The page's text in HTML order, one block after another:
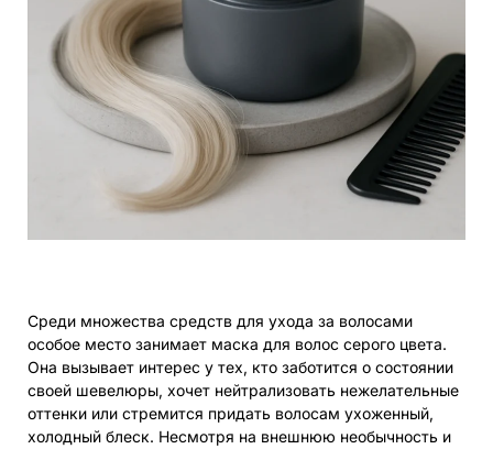
Среди множества средств для ухода за волосами
особое место занимает маска для волос серого цвета.
Она вызывает интерес у тех, кто заботится о состоянии
своей шевелюры, хочет нейтрализовать нежелательные
оттенки или стремится придать волосам ухоженный,
холодный блеск. Несмотря на внешнюю необычность и